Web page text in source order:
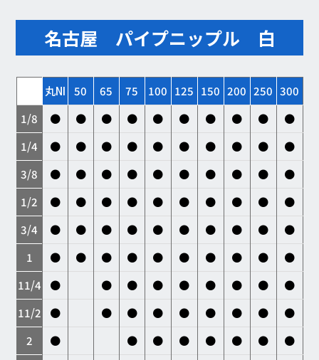
名古屋 パイプニップル 白
丸NI 50 65 75 100 125 150 200 250 300
1/8
● ● ● ● ● ● ● ● ●
●
1/4
● ● ● ● ● ● ● ● ●
●
3/8
● ● ● ● ● ● ● ● ●
●
1/2
● ● ● ● ● ● ● ● ●
●
3/4
● ● ● ● ● ● ● ● ●
●
1
● ● ● ● ● ● ● ● ●
●
11/4
● ● ● ● ● ● ● ●
●
11/2
● ● ● ● ● ● ● ●
●
2
● ● ● ● ● ● ●
●